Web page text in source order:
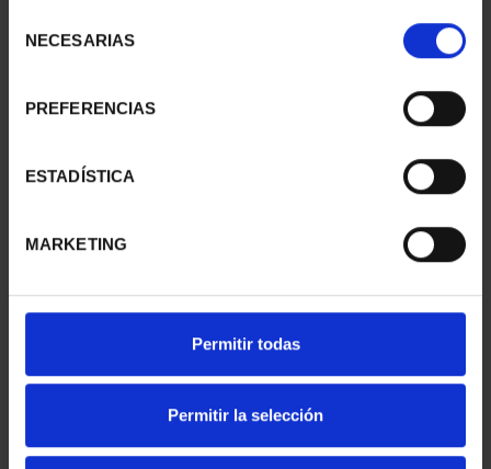
NECESARIAS
PREFERENCIAS
ESTADÍSTICA
MARKETING
Permitir todas
Permitir la selección
- ÁVILA
73,00 €
II - SALAMANCA